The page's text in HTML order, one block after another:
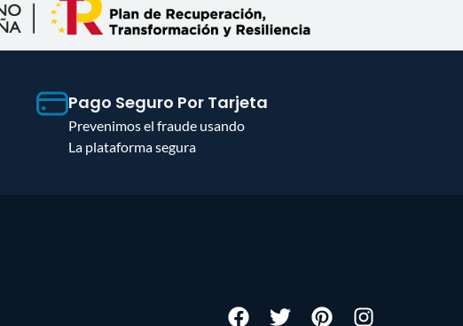
Pago Seguro Por Tarjeta
Prevenimos el fraude usando
La plataforma segura